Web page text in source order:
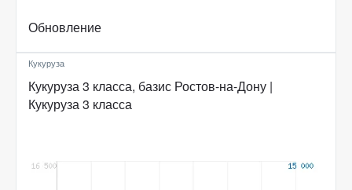
Обновление
Кукуруза
Кукуруза 3 класса, базис Ростов-на-Дону |
Кукуруза 3 класса